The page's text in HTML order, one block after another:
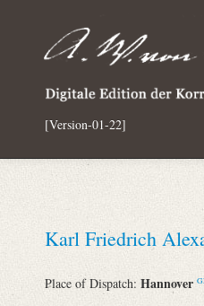
[Version-01-22]
Karl Friedrich
Place of Dispatch: Hannover